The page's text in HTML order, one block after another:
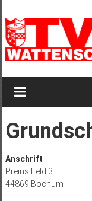
Inhalt
springen
TVK
TVK
Wattenscheid
Anschrift
Preins Feld 3
44869 Bochum